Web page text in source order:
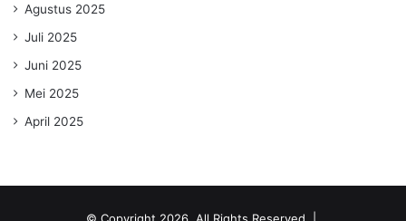
Agustus 2025
Juli 2025
Juni 2025
Mei 2025
April 2025